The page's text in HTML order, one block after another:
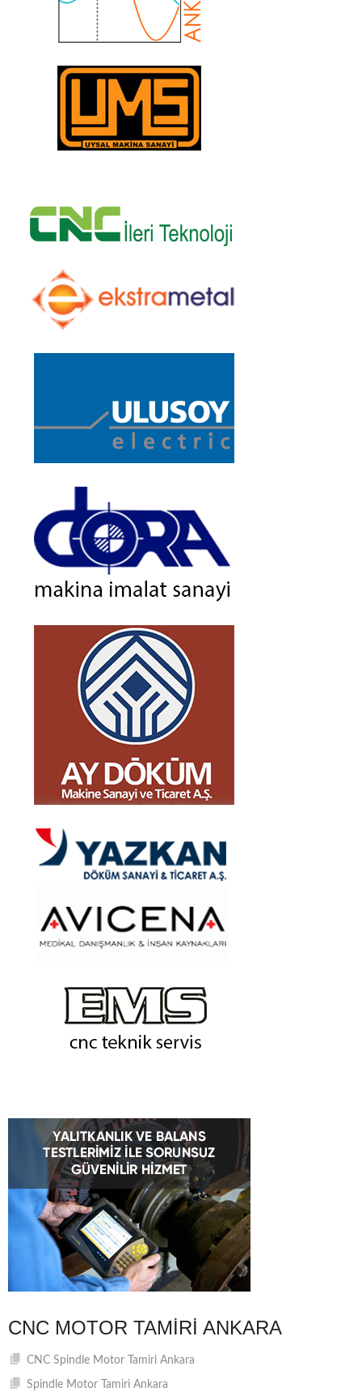
CNC MOTOR TAMIRI ANKARA
CNC Spindle Motor Tamiri Ankara
Spindle Motor Tamiri Ankara